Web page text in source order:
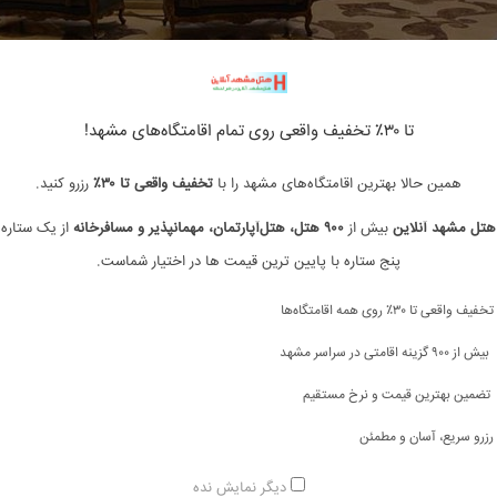
برای اقامت زائران و گردشگران است. نزدیکی به حرم، دسترسی آسان به مراکز خرید و
خیابان امام رضا را مرور می‌کنیم.
هم نزدیک حرم باشد و هم قیمت مناسبی ارائه دهد. این هتل‌ها تجربه‌ای راحت و مقرون به
قبل از سفر، فرآیند رزرو را ساده‌تر می‌کند. بسیاری از هتل‌های خیابان امام رضا امکان
لیست و شماره تلفن هتل‌های خیابان امام رضا مشهد
تا ۳۰٪ تخفیف واقعی روی تمام اقامتگاه‌های مشهد!
همین حالا بهترین اقامتگاه‌های مشهد را با تخفیف واقعی تا ۳۰٪
رزرو کنید.
هتل مشهد آنلاین بیش از۹۰۰ هتل، هتل‌آپارتمان، مهمانپذیر و مسافرخانه
از یک ستاره
پنج ستاره با پایین ترین قیمت ها در اختیار شماست.
تخفیف واقعی تا ۳۰٪ روی همه اقامتگاه‌ها
بیش از ۹۰۰ گزینه اقامتی در سراسر مشهد
تضمین بهترین قیمت و نرخ مستقیم
رزرو سریع، آسان و مطمئن
دیگر نمایش نده